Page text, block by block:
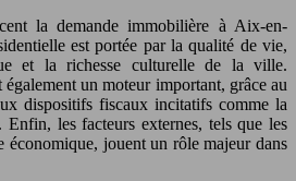
la demande immobilière à Aix-en-
est portée par la qualité de vie,
et la richesse culturelle de la ville.
un moteur important, grâce au
dispositifs fiscaux incitatifs comme la
les facteurs externes, tels que les
économique, jouent un rôle majeur dans